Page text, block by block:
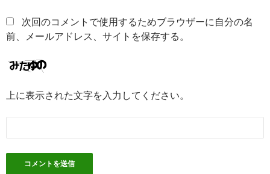
次回のコメントで使用するためブラウザーに自分の名
前、メールアドレス、サイトを保存する。
上に表示された文字を入力してください。